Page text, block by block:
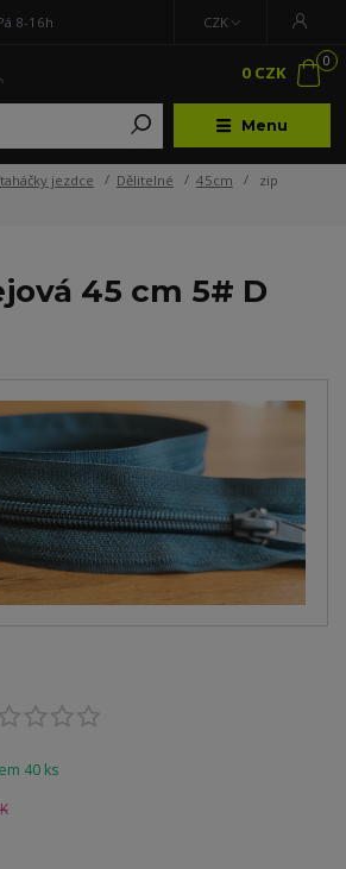
Menu
CZK
8-16h
0
0 CZK
jezdce Dělitelné 45cm
zip
45 cm 5# D
40 ks